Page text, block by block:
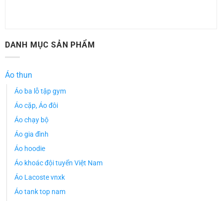
DANH MỤC SẢN PHẨM
Áo thun
Áo ba lỗ tập gym
Áo cặp, Áo đôi
Áo chạy bộ
Áo gia đình
Áo hoodie
Áo khoác đội tuyển Việt Nam
Áo Lacoste vnxk
Áo tank top nam